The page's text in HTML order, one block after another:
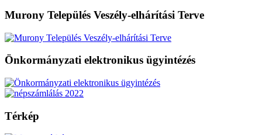
Murony Település Veszély-elhárítási Terve
Önkormányzati elektronikus ügyintézés
Térkép